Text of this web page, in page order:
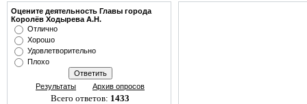
Оцените деятельность Главы города
Королёв Ходырева А.Н.
Отлично
Хорошо
Удовлетворительно
Плохо
Результаты Архив опросов
Всего ответов: 1433